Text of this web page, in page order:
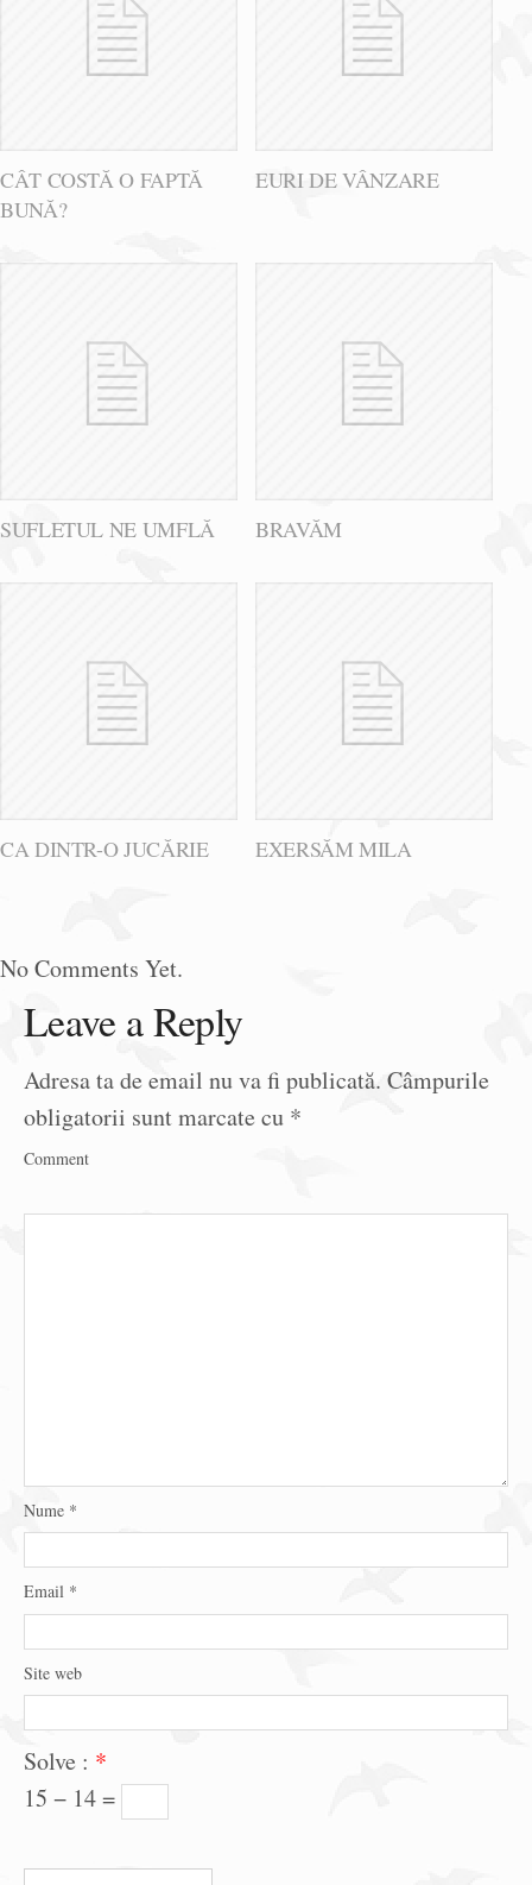
CÂT COSTĂ O FAPTĂ
BUNĂ?
EURI DE VÂNZARE
SUFLETUL NE UMFLĂ BRAVĂM
CA DINTR-O JUCĂRIE EXERSĂM MILA
No Comments Yet.
Leave a Reply
Adresa ta de email nu va fi publicată. Câmpurile
obligatorii sunt marcate cu *
Comment
Nume *
Email *
Site web
Solve : *
15 − 14 =